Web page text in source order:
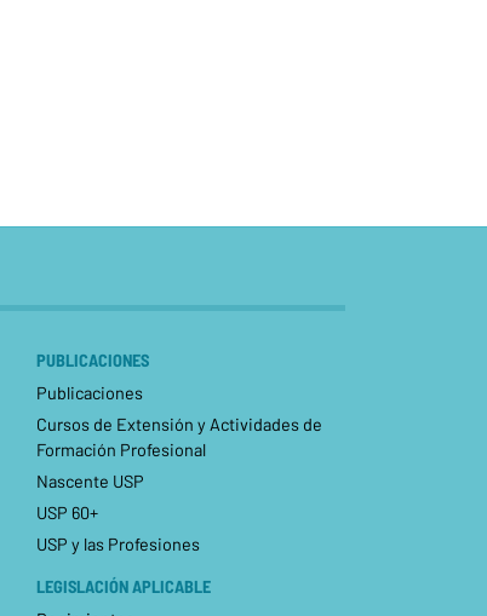
PUBLICACIONES
Publicaciones
Cursos de Extensión y Actividades de
Formación Profesional
Nascente USP
USP 60+
USP y las Profesiones
LEGISLACIÓN APLICABLE